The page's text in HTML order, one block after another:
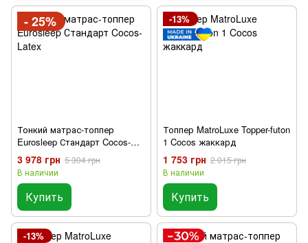
- 25%
Тонкий матрас-топпер
Eurosleep Стандарт Cocos-
Latex
3 978 грн 5 304 грн
В наличии
Купить
-13%
Топпер MatroLuxe Topper-futon
1 Cocos жаккард
1 753 грн 2 015 грн
В наличии
Купить
-13%